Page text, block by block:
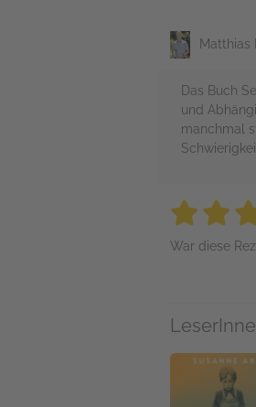
Matthias
Das Buch
und
manchmal
5
War diese